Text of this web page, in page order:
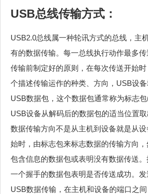
USB总线传输方式：
USB2.0总线属一种轮讯方式的总线，主
有的数据传输。每一总线执行动作最多
传输前制定好的原则，在每次传送开始
个描述传输运作的种类、方向，USB设
USB数据包，这个数据包通常称为标志包
USB设备从解码后的数据包的适当位置取
数据传输方向不是从主机到设备就是从
始时，由标志包来标志数据的传输方向
包含信息的数据包或表明没有数据传送
一个握手的数据包表明是否传送成功。
USB数据传输，在主机和设备的端口之间